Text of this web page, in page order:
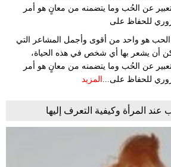
عن الحُب وما يتضمنه من معانٍ هو أمر
للحفاظ على
هو واحد من أقوى وأجمل المشاعر التي
أن يشعر بها أي شخص في هذه الحياة،
عن الحُب وما يتضمنه من معانٍ هو أمر
للحفاظ على... المزيد
عند المرأة وكيفية التعرف إليها